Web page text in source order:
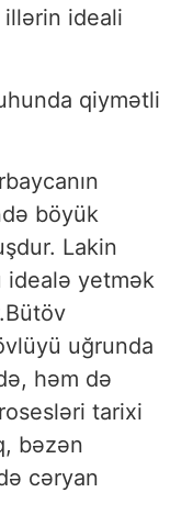
ideali
qiymətli
böyük
Lakin
idealə yetmək
uğrunda
həm də
tarixi
bəzən
cəryan